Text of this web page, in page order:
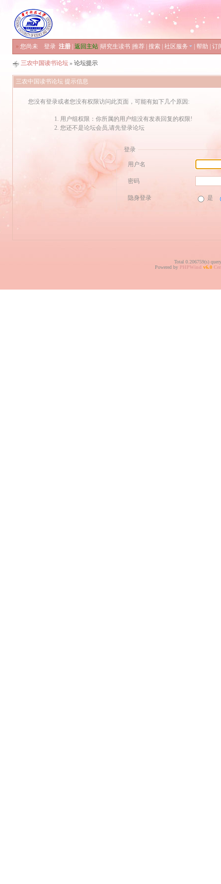
» 您尚未 登录 注册 返回主站 研究生读书 推荐 搜索 社区服务 帮助 订
三农中国读书论坛 » 论坛提示
三农中国读书论坛 提示信息
您没有登录或者您没有权限访问此页面，可能有如下几个原因:
用户组权限：你所属的用户组没有发表回复的权限!
您还不是论坛会员,请先登录论坛
登录
用户名
密码
隐身登录 是
Total 0.206759(s)
Powered by PHPWind v6.0